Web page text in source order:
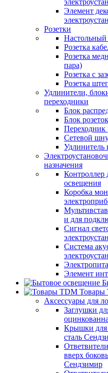
Элемент
Розетки
Настольный
Розетка
Розетка
пара)
Розетка с
Розетка
Удлинители,
переходники
Блок
Блок
Переходник
Сетевой
Удлинитель
назначения
Контроллер
освещения
Коробка
и для
Сигнал
Система
Элемент
Товары
Аксессуары для
Заглушки
Крышки для
сталь
вверх
Сендзимир